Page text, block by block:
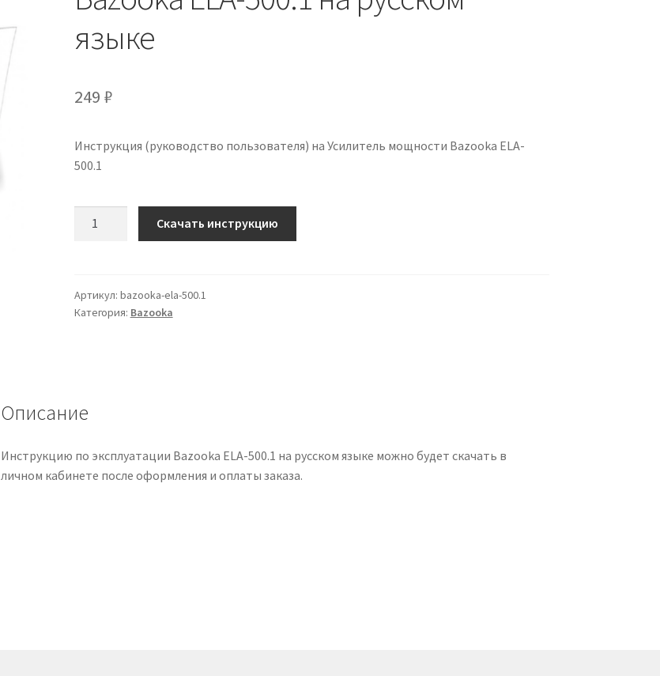
языке
249 ₽
Инструкция (руководство пользователя) на Усилитель мощности Bazooka ELA-
500.1
Bazooka
ELA-
Скачать инструкцию
Артикул: bazooka-ela-500.1
Категория: Bazooka
Описание
Инструкцию по эксплуатации Bazooka ELA-500.1 на русском языке можно будет скачать в
личном кабинете после оформления и оплаты заказа.